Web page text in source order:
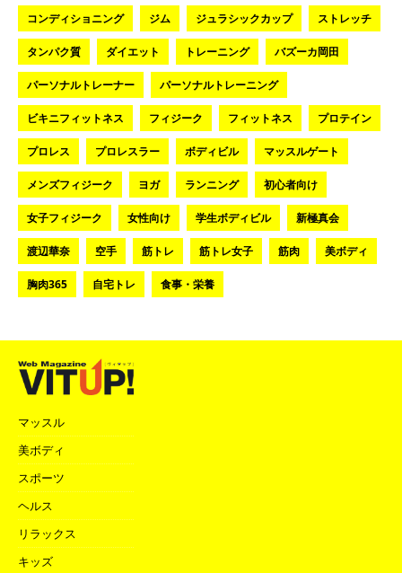
コンディショニング ジム ジュラシックカップ ストレッチ
タンパク質 ダイエット トレーニング バズーカ岡田
パーソナルトレーナー パーソナルトレーニング
ビキニフィットネス フィジーク フィットネス プロテイン
プロレス プロレスラー ボディビル マッスルゲート
メンズフィジーク ヨガ ランニング 初心者向け
女子フィジーク 女性向け 学生ボディビル 新極真会
渡辺華奈 空手 筋トレ 筋トレ女子 筋肉 美ボディ
胸肉365 自宅トレ 食事・栄養
マッスル
美ボディ
スポーツ
ヘルス
リラックス
キッズ